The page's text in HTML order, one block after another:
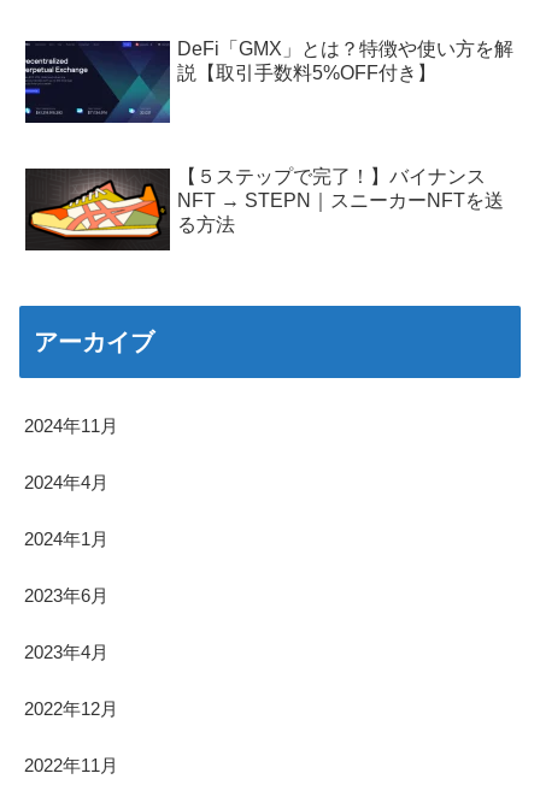
DeFi「GMX」とは？特徴や使い方を解
説【取引手数料5%OFF付き】
【５ステップで完了！】バイナンス
NFT → STEPN｜スニーカーNFTを送
る方法
アーカイブ
2024年11月
2024年4月
2024年1月
2023年6月
2023年4月
2022年12月
2022年11月